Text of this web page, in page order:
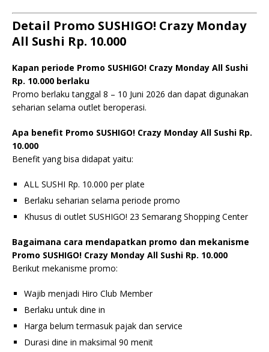
Detail Promo SUSHIGO! Crazy Monday
All Sushi Rp. 10.000
Kapan periode Promo SUSHIGO! Crazy Monday All Sushi
Rp. 10.000 berlaku
Promo berlaku tanggal 8 – 10 Juni 2026 dan dapat digunakan
seharian selama outlet beroperasi.
Apa benefit Promo SUSHIGO! Crazy Monday All Sushi Rp.
10.000
Benefit yang bisa didapat yaitu:
ALL SUSHI Rp. 10.000 per plate
Berlaku seharian selama periode promo
Khusus di outlet SUSHIGO! 23 Semarang Shopping Center
Bagaimana cara mendapatkan promo dan mekanisme
Promo SUSHIGO! Crazy Monday All Sushi Rp. 10.000
Berikut mekanisme promo:
Wajib menjadi Hiro Club Member
Berlaku untuk dine in
Harga belum termasuk pajak dan service
Durasi dine in maksimal 90 menit